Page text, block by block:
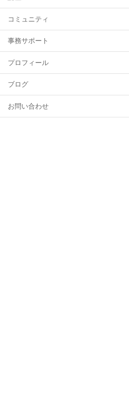
コミュニティ
事務サポート
プロフィール
ブログ
お問い合わせ